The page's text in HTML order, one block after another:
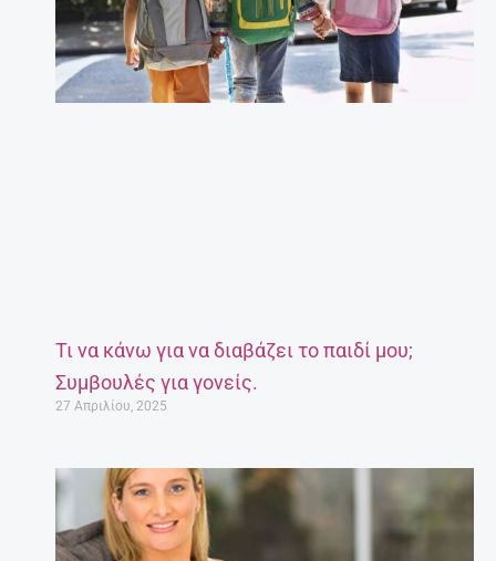
Τι να κάνω για να διαβάζει το παιδί μου;
Συμβουλές για γονείς.
27 Απριλίου, 2025